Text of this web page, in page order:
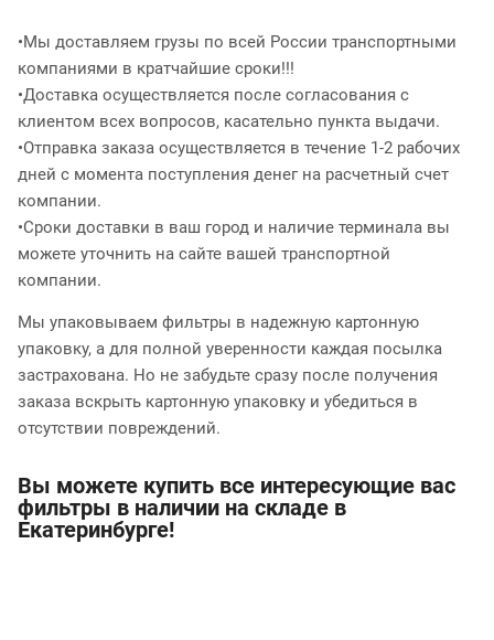
•Мы доставляем грузы по всей России транспортными
компаниями в кратчайшие сроки!!!
•Доставка осуществляется после согласования с
клиентом всех вопросов, касательно пункта выдачи.
•Отправка заказа осуществляется в течение 1-2 рабочих
дней с момента поступления денег на расчетный счет
компании.
•Сроки доставки в ваш город и наличие терминала вы
можете уточнить на сайте вашей транспортной
компании.
Мы упаковываем фильтры в надежную картонную
упаковку, а для полной уверенности каждая посылка
застрахована. Но не забудьте сразу после получения
заказа вскрыть картонную упаковку и убедиться в
отсутствии повреждений.
Вы можете купить все интересующие вас
фильтры в наличии на складе в
Екатеринбурге!